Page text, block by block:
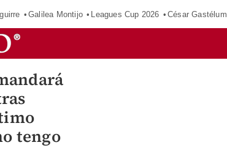
Galilea Montijo Leagues Cup 2026 César Gastélum
tengo